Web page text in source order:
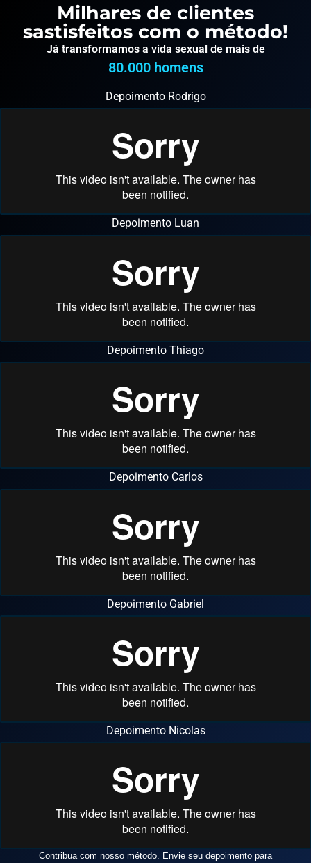
Milhares de clientes
sastisfeitos com o método!
Já transformamos a vida sexual de mais de
80.000 homens
Depoimento Rodrigo
Depoimento Luan
Depoimento Thiago
Depoimento Carlos
Depoimento Gabriel
Depoimento Nicolas
Contribua com nosso método. Envie seu depoimento para